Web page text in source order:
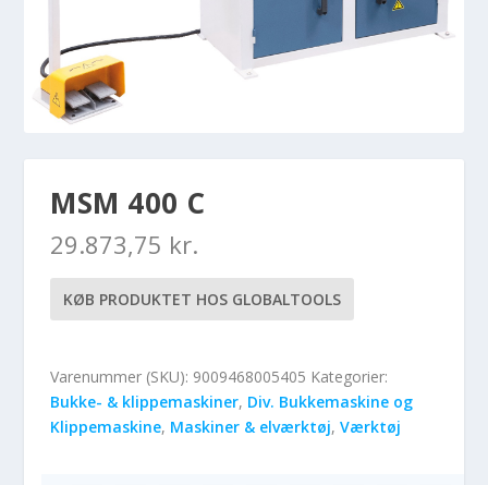
MSM 400 C
29.873,75 kr.
KØB PRODUKTET HOS GLOBALTOOLS
Varenummer (SKU): 9009468005405 Kategorier:
Bukke- & klippemaskiner, Div. Bukkemaskine og
Klippemaskine, Maskiner & elværktøj,Værktøj